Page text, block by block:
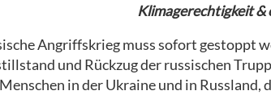
Klimagerechtigkeit &
Angriffskrieg muss sofort gestoppt
und Rückzug der russischen
in der Ukraine und in Russland,